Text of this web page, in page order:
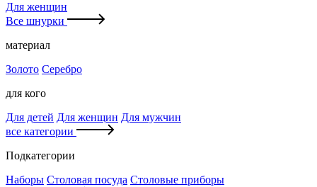
Для женщин
Все шнурки
материал
Золото Серебро
для кого
Для детей Для женщин Для мужчин
все категории
Подкатегории
Наборы Столовая посуда Столовые приборы